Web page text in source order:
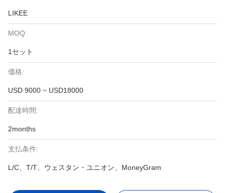
LIKEE
MOQ:
1セット
価格:
USD 9000 ~ USD18000
配達時間:
2months
支払条件:
L/C、T/T、ウェスタン・ユニオン、MoneyGram